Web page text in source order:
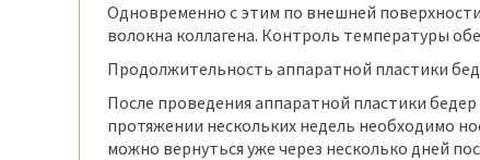
Одновременно с этим по внешней
волокна коллагена. Контроль температуры
Продолжительность аппаратной пластики
После проведения аппаратной пластики
протяжении нескольких недель необходимо
можно вернуться уже через несколько дней